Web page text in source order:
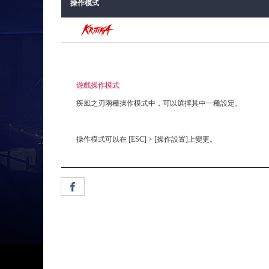
操作模式
遊戲操作模式
疾風之刃兩種操作模式中，可以選擇其中一種設定。
操作模式可以在 [ESC] > [操作設置]上變更。